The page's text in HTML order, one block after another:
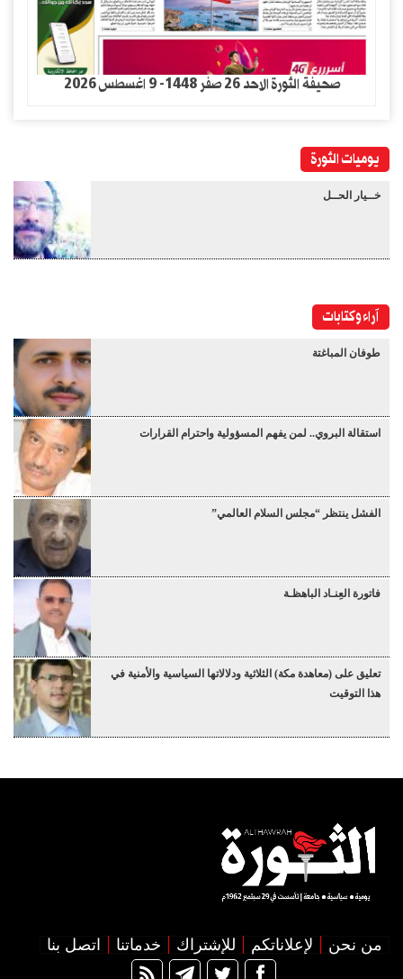
صحيفة الثورة الاحد 26 صفر 1448- 9 اغسطس 2026
يوميات الثورة
خــيار الحــل
آراء وكتابات
طوفان المباغتة
استقالة البروي.. لمن يفهم المسؤولية واحترام القرارات
الفشل ينتظر “مجلس السلام العالمي”
فاتورة العِنـاد الباهظـة
تعليق على (معاهدة مكة) الثلاثية ودلالاتها السياسية والأمنية في
هذا التوقيت
من نحن لإعلاناتكم للإشتراك خدماتنا اتصل بنا